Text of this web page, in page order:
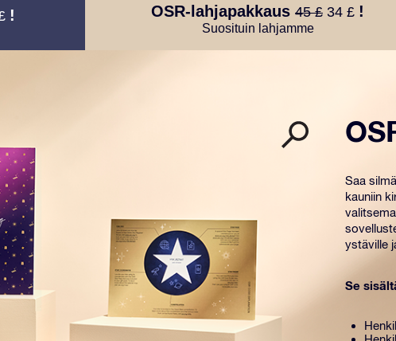
! OSR-lahjapakkaus 45 £ 34 £ !
Suosituin lahjamme
Saa
kauniin
ystäville
Se